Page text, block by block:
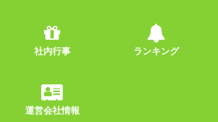
社内行事 ランキング
運営会社情報